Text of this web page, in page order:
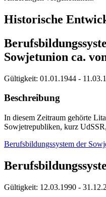
Historische
Sowjetunion ca.
Gültigkeit: 01.01.1944 -
Beschreibung
In diesem Zeitraum gehörte
Sowjetrepubliken, kurz
Berufsbildungssystem der
Gültigkeit: 12.03.1990 -